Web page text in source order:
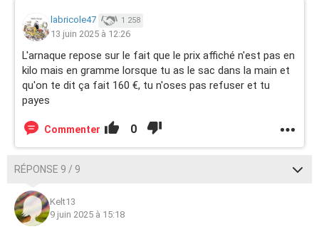
labricole47 1 258
13 juin 2025 à 12:26
L'arnaque repose sur le fait que le prix affiché n'est pas en
kilo mais en gramme lorsque tu as le sac dans la main et
qu'on te dit ça fait 160 €, tu n'oses pas refuser et tu
payes
Commenter 0
RÉPONSE 9 / 9
Kelt13
9 juin 2025 à 15:18